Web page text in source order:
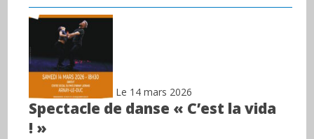
Le 14 mars 2026
Spectacle de danse « C’est la vida
! »